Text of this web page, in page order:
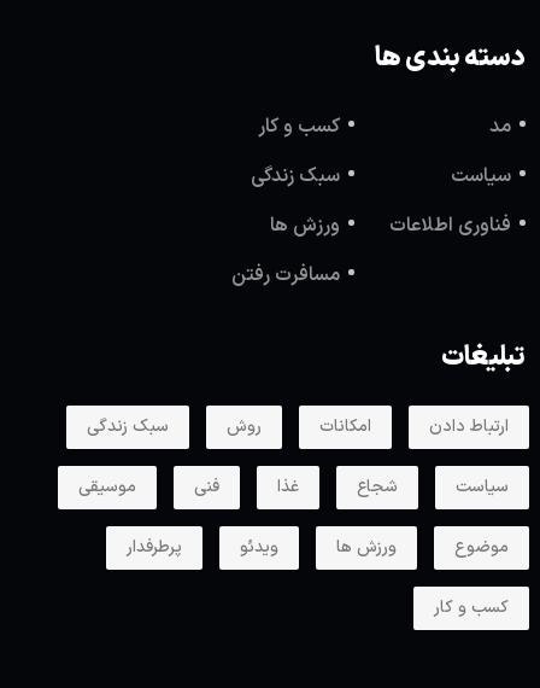
دسته بندی ها
کسب و کار
مد
سبک زندگی
سیاست
ورزش ها
فناوری اطلاعات
مسافرت رفتن
تبلیغات
ارتباط دادن امکانات روش سبک زندگی
سیاست شجاع غذا فنی موسیقی
موضوع ورزش ها ویدئو پرطرفدار
کسب و کار